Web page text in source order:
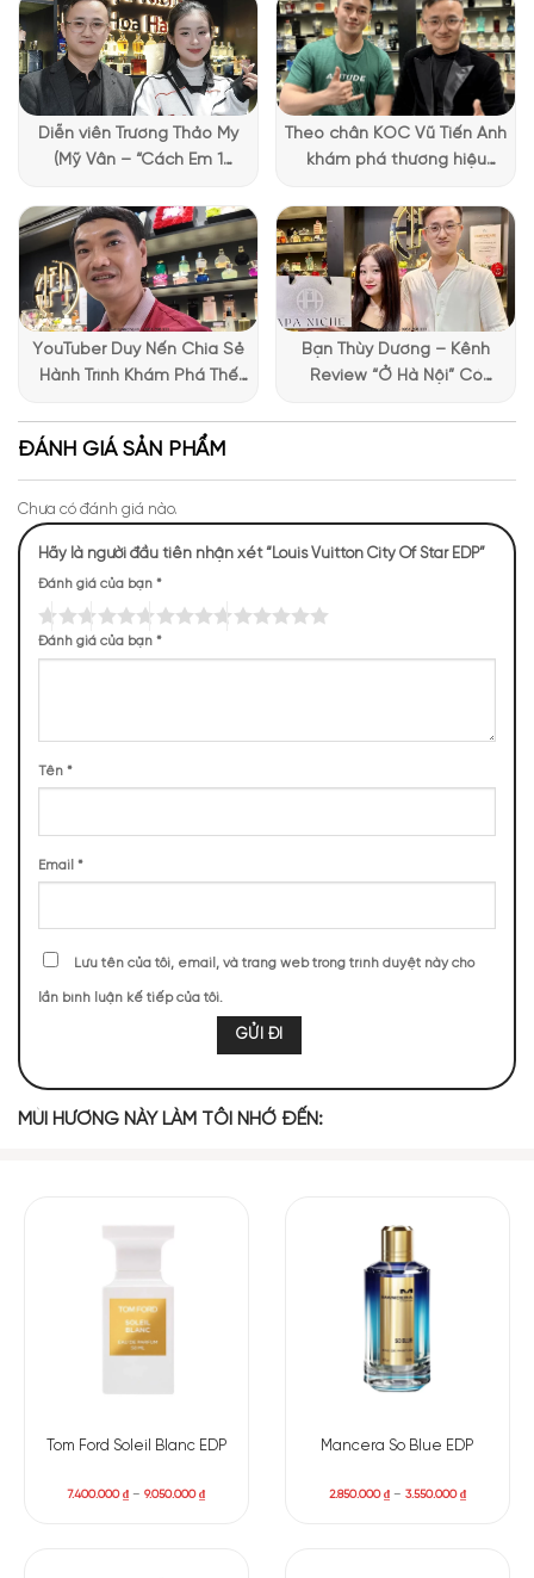
Mùi hương Louis Vuitton City Of Star nhẹ nhàng và lôi
cuốn
NHỮNG NOTE HƯƠNG THEO CẢM NHẬN
Chanh Xanh Cam Đỏ
MIDDLE NOTES
Phấn Gỗ Đàn Hương
Nếu như sản phẩm trong câu chuyện trước đó là sự thể hiện
mùi hương nước hoa City Of Stars được nâng tầm với nét
Diễn viên Trương Thảo My
(Mỹ Vân – “Cách Em 1
chia sẻ trải nghiệm chọn
nước hoa đầy thú vị
Theo chân KOC Vũ Tiến Anh
khám phá thương hiệu
YouTuber Duy Nến Chia Sẻ
Hành Trình Khám Phá Thế
Bạn Thùy Dương – Kênh
Review “Ở Hà Nội” Có
ĐÁNH GIÁ SẢN PHẨM
Chưa có đánh giá nào.
Hãy là người đầu tiên nhận xét “Louis Vuitton City Of Star EDP”
Đánh giá của bạn *
Đánh giá của bạn *
Tên *
Email *
Lưu tên của tôi, email, và trang web trong trình duyệt này cho
lần bình luận kế tiếp của tôi.
MÙI HƯƠNG NÀY LÀM TÔI NHỚ ĐẾN:
Tom Ford Soleil Blanc EDP
7.400.000₫ –9.050.000₫
Mancera So Blue EDP
2.850.000₫– 3.550.000₫